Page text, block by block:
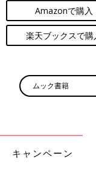
ＰＴＡ役員は無償の
いですが、その分得
もし声をかけられて
次回もお楽しみに～！
Amazonで購入
楽天ブックスで購
ムック書籍
キャンペーン